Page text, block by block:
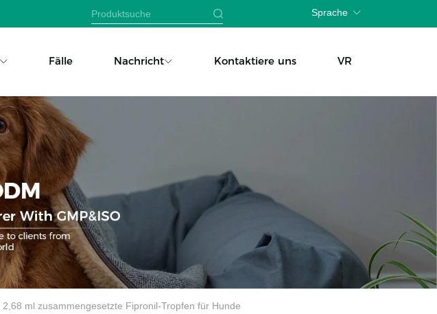
Sprache
Fälle Nachricht Kontaktiere uns VR
2,68 ml zusammengesetzte Fipronil-Tropfen für Hunde